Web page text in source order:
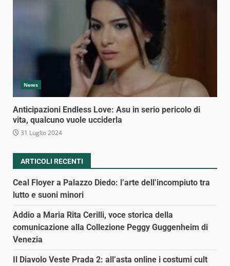
News
Anticipazioni Endless Love: Asu in serio pericolo di
vita, qualcuno vuole ucciderla
31 Luglio 2024
ARTICOLI RECENTI
Ceal Floyer a Palazzo Diedo: l’arte dell’incompiuto tra
lutto e suoni minori
Addio a Maria Rita Cerilli, voce storica della
comunicazione alla Collezione Peggy Guggenheim di
Venezia
Il Diavolo Veste Prada 2: all’asta online i costumi cult